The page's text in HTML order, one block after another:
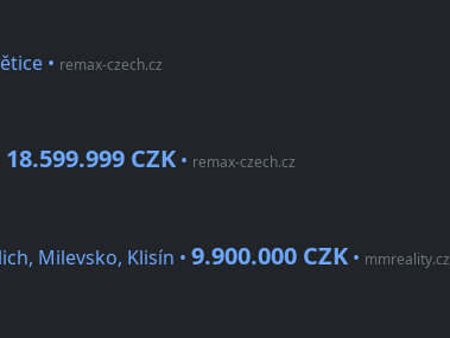
• remax-czech.cz
18.599.999 CZK • remax-czech.cz
Milevsko, Klisín • 9.900.000 CZK • mmreality.cz